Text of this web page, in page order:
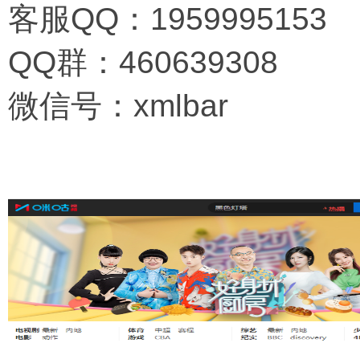
客服QQ： 1959995153
QQ群：460639308
微信号：xmlbar